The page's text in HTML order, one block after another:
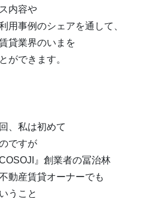
内容や
用事例のシェアを通して、
貸業界のいまを
ができます。
、私は初めて
ですが
』創業者の冨治林
動産賃貸オーナーでも
うこと